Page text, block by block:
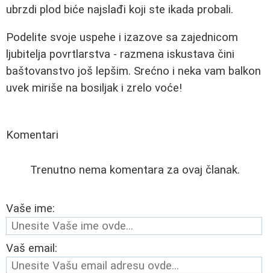
ubrzdi plod biće najslađi koji ste ikada probali.
Podelite svoje uspehe i izazove sa zajednicom
ljubitelja povrtlarstva - razmena iskustava čini
baštovanstvo još lepšim. Srećno i neka vam balkon
uvek miriše na bosiljak i zrelo voće!
Komentari
Trenutno nema komentara za ovaj članak.
Vaše ime:
Vaš email: